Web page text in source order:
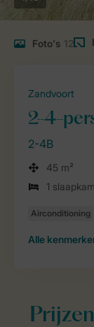
Foto's 12
Zandvoort
2-4-
2-4B
45 m²
1
Alle